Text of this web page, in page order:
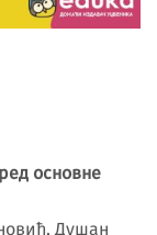
основне
Душан